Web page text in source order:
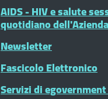
AIDS - HIV e salute
quotidiano
Newsletter
Fascicolo Elettronico
Servizi di